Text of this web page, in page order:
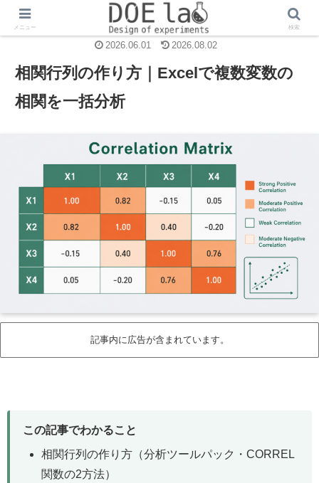
エクセル分析ツール
相関行列の作り方｜Excelで複数変数の
相関を一括分析
2026.06.01 2026.08.02
記事内に広告が含まれています。
この記事でわかること
相関行列の作り方（分析ツールパック・CORREL
関数の2方法）
メニュー 検索